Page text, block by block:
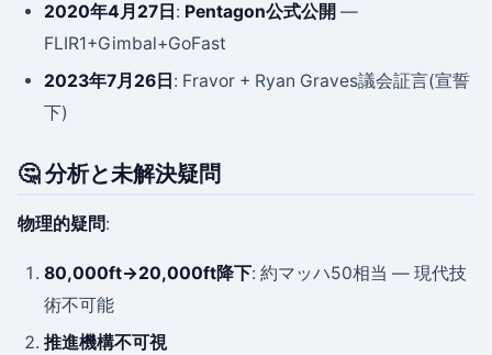
2020年4月27日: Pentagon公式公開 —
FLIR1+Gimbal+GoFast
2023年7月26日: Fravor + Ryan Graves議会証言(宣誓
下)
🤔 分析と未解決疑問
物理的疑問:
80,000ft→20,000ft降下: 約マッハ50相当 — 現代技
術不可能
推進機構不可視